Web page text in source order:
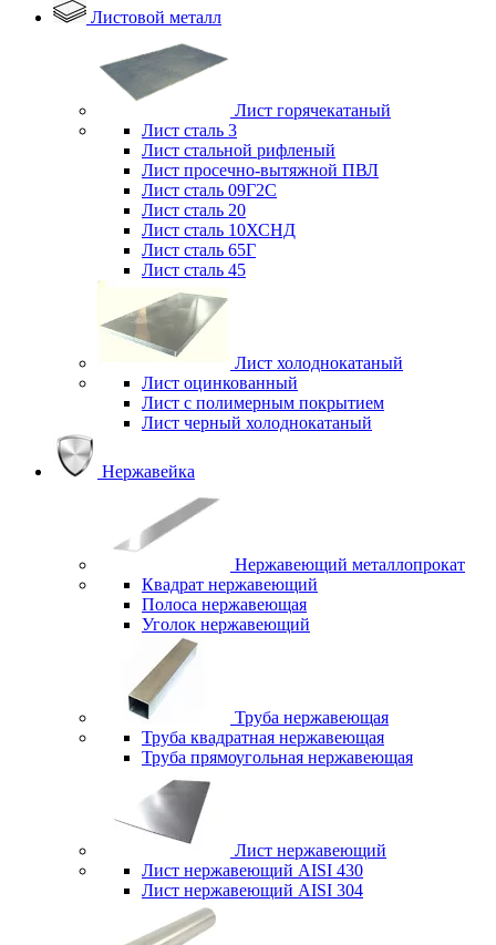
Листовой металл
Лист горячекатаный
Лист сталь 3
Лист стальной рифленый
Лист просечно-вытяжной ПВЛ
Лист сталь 09Г2С
Лист сталь 20
Лист сталь 10ХСНД
Лист сталь 65Г
Лист сталь 45
Лист холоднокатаный
Лист оцинкованный
Лист с полимерным покрытием
Лист черный холоднокатаный
Нержавейка
Нержавеющий металлопрокат
Квадрат нержавеющий
Полоса нержавеющая
Уголок нержавеющий
Труба нержавеющая
Труба квадратная нержавеющая
Труба прямоугольная нержавеющая
Лист нержавеющий
Лист нержавеющий AISI 430
Лист нержавеющий AISI 304